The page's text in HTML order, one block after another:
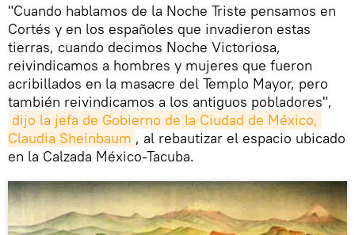
"Cuando hablamos de la Noche Triste pensamos en
Cortés y en los españoles que invadieron estas
tierras, cuando decimos Noche Victoriosa,
reivindicamos a hombres y mujeres que fueron
acribillados en la masacre del Templo Mayor, pero
también reivindicamos a los antiguos pobladores",
dijo la jefa de Gobierno de la Ciudad de México,
Claudia Sheinbaum , al rebautizar el espacio ubicado
en la Calzada México-Tacuba.